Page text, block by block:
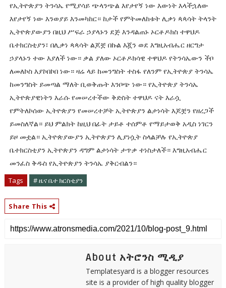
የኢትዮጵያን ትንሳኤ የሚያሳይ ጭላንጭል እየታየኝ ነው እውነት እላችኋለው
እየታየኝ ነው እንወያይ እንመካከር። ከታች የምትመለከቱት ሊቃነ ጳጳሳት ትላንት
ኢትዮጵያውያን በዚህ ሥፍራ ኃያላኑን ደጅ እንዳልጠኑ ኦርቶዶክስ ተዋህዶ
ቤተክርስቲያን፣ በሊቃነ ጳጳሳት ልጆቿ በኩል እጇን ወደ እግዚአብሔር ዘርግታ
ኃያላኑን ተው እያለች ነው። ቃል ያለው ኦርቶዶክሳዊ ተዋህዶ የትንሳኤውን ችቦ
ለመለኮስ እያኮበኮበ ነው። ዛሬ ላይ ከመንግስት ተስፋ የለንም የኢትዮጵያ ትንሳኤ
ከመንግስት ይመጣል ማለት ቢወቅጡት እንቦጭ ነው። የኢትዮጵያ ትንሳኤ
ኢትዮጵያዊነትን እራሱ የመሠረተችው ቅድስት ተዋህዶ ናት እራሷ
የምትለኮሰው ኢትዮጵያን የመሠረተቻት ኢትዮጵያን ልታነሳት እጆቿን የዘረጋች
ይመስለኛል። ይህ ምልክት ከዚህ በፊት ታይቶ ተሰምቶ የማይታወቅ አዲስ ነገርን
ይዞ መቷል። ኢትዮጵያውያን ኢትዮጵያን ሊያነሷት ስላልቻሉ የኢትዮጵያ
ቤተክርስቲያን ኢትዮጵያን ዳግም ልታነሳት ታጥቃ ተነስታለች። እግዚአብሔር
መንፈስ ቅዱስ የኢትዮጵያን ትንሳኤ ያቅርብልን።
Tags # ዜና ቤተ ክርስቲያን
Share This
About አትሮንስ ሚዲያ
Templatesyard is a blogger resources
site is a provider of high quality blogger